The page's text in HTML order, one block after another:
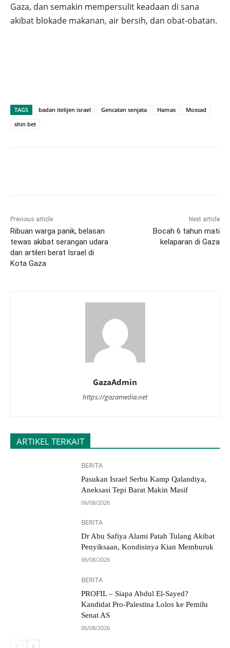
Gaza, dan semakin mempersulit keadaan di sana
akibat blokade makanan, air bersih, dan obat-obatan.
TAGS badan itelijen israel Gencatan senjata Hamas
Mossad
shin bet
Previous article
Ribuan warga panik, belasan
tewas akibat serangan udara
dan artileri berat Israel di
Kota Gaza
Next article
Bocah 6 tahun mati
kelaparan di Gaza
GazaAdmin
https://gazamedia.net
ARTIKEL TERKAIT
BERITA
Pasukan Israel Serbu Kamp Qalandiya,
Aneksasi Tepi Barat Makin Masif
06/08/2026
BERITA
Dr Abu Safiya Alami Patah Tulang Akibat
Penyiksaan, Kondisinya Kian Memburuk
06/08/2026
BERITA
PROFIL – Siapa Abdul El-Sayed?
Kandidat Pro-Palestina Lolos ke Pemilu
Senat AS
06/08/2026